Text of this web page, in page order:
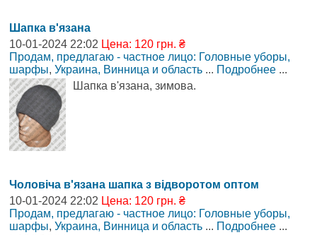
Шапка в'язана
10-01-2024 22:02 Цена: 120 грн. ₴
Продам, предлагаю - частное лицо: Головные уборы,
шарфы, Украина, Винница и область ... Подробнее ...
Шапка в'язана, зимова.
Чоловіча в'язана шапка з відворотом оптом
10-01-2024 22:02 Цена: 120 грн. ₴
Продам, предлагаю - частное лицо: Головные уборы,
шарфы, Украина, Винница и область ... Подробнее ...